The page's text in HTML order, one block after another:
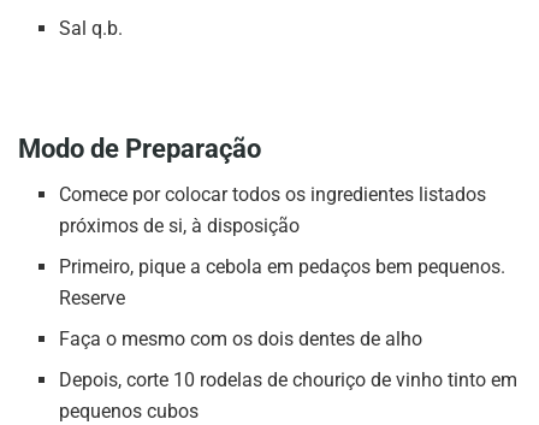
Sal q.b.
Modo de Preparação
Comece por colocar todos os ingredientes listados
próximos de si, à disposição
Primeiro, pique a cebola em pedaços bem pequenos.
Reserve
Faça o mesmo com os dois dentes de alho
Depois, corte 10 rodelas de chouriço de vinho tinto em
pequenos cubos